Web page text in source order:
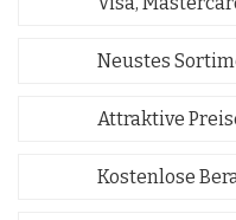
Neustes
Attraktive
Kostenlose